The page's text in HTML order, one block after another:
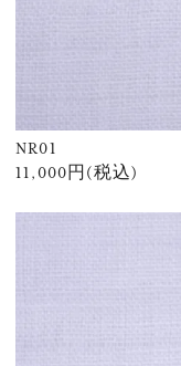
NR01
11,000円(税込)